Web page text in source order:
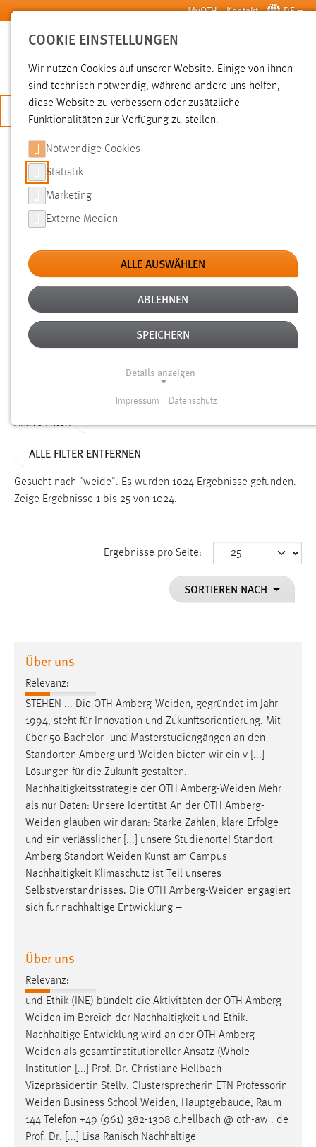
Zum Hauptinhalt springen MyOTH Kontakt DE
SUCHE
JETZT BEWERBEN
SUCHE
FILTER
Typ
Erstellungsdatum
Alter
Aktive Filter:
ALLE FILTER ENTFERNEN
Gesucht nach "weide". Es wurden 1024 Ergebnisse gefunden.
Zeige Ergebnisse 1 bis 25 von 1024.
Ergebnisse pro Seite:
SORTIEREN NACH
Über uns
Relevanz:
STEHEN ... Die OTH Amberg-Weiden, gegründet im Jahr
1994, steht für Innovation und Zukunftsorientierung. Mit
über 50 Bachelor- und Masterstudiengängen an den
Standorten Amberg und Weiden bieten wir ein v [...]
Lösungen für die Zukunft gestalten.
Nachhaltigkeitsstrategie der OTH Amberg-Weiden Mehr
als nur Daten: Unsere Identität An der OTH Amberg-
Weiden glauben wir daran: Starke Zahlen, klare Erfolge
und ein verlässlicher [...] unsere Studienorte! Standort
Amberg Standort Weiden Kunst am Campus
Nachhaltigkeit Klimaschutz ist Teil unseres
Selbstverständnisses. Die OTH Amberg-Weiden engagiert
sich für nachhaltige Entwicklung –
Über uns
Relevanz:
und Ethik (INE) bündelt die Aktivitäten der OTH Amberg-
Weiden im Bereich der Nachhaltigkeit und Ethik.
Nachhaltige Entwicklung wird an der OTH Amberg-
Weiden als gesamtinstitutioneller Ansatz (Whole
Institution [...] Prof. Dr. Christiane Hellbach
Vizepräsidentin Stellv. Clustersprecherin ETN Professorin
Weiden Business School Weiden, Hauptgebäude, Raum
144 Telefon +49 (961) 382-1308 c.hellbach @ oth-aw . de
Prof. Dr. [...] Lisa Ranisch Nachhaltige
COOKIE EINSTELLUNGEN
Wir nutzen Cookies auf unserer Website. Einige von ihnen
sind technisch notwendig, während andere uns helfen,
diese Website zu verbessern oder zusätzliche
Funktionalitäten zur Verfügung zu stellen.
Notwendige Cookies
Statistik
Marketing
Externe Medien
ALLE AUSWÄHLEN
ABLEHNEN
SPEICHERN
Details anzeigen
Funktionen und sind für die einwandfreie Funktion der
Einverständnis
cookie_consent
Dieser Cookie speichert die ausgewählten Einverständnis-
Performance
Name:
Zweck:
Für performante Seitenauslieferung wird in diesem Cookie
gespeichert, ob man eingeloggt ist.
Sprachpräferenz
Name:
site-language-preference
Zweck:
Das Cookie speichert die gewählte Sprache der Website.
30 Tage
Chat
Name:
MibewSessionID, MIBEW_UserID, mibew_locale, mibew-
chat-frame-style-5e9dbeb1811c0446
Zweck:
Wird benötigt um die Chatfunktion nutzen zu können.
Cookie Laufzeit:
MibewSessionID, mibew-chat-frame-style-
Impressum Datenschutz